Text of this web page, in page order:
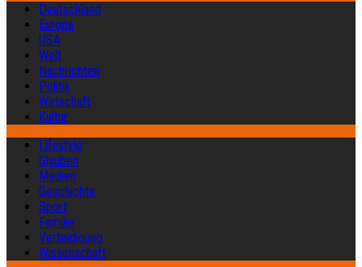
Deutschland
Europa
USA
Welt
Nachrichten
Politik
Wirtschaft
Kultur
Lifestyle
Glauben
Medien
Geschichte
Sport
Familie
Verteidigung
Wissenschaft